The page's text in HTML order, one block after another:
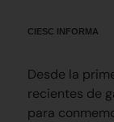
CIESC INFORMA
Desde la
recientes de
para